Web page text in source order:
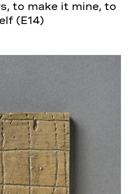
to make it mine, to
(E14)